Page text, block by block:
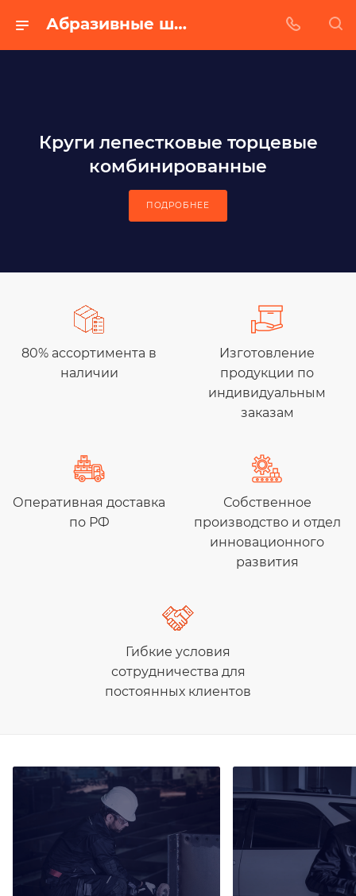
Абразивные шлифовальные материалы в Нижнем Новгороде - Абразивный завод
Круги лепестковые торцевые
комбинированные
ПОДРОБНЕЕ
80% ассортимента в
наличии
Изготовление
продукции по
индивидуальным
заказам
Оперативная доставка
по РФ
Собственное
производство и отдел
инновационного
развития
Гибкие условия
сотрудничества для
постоянных клиентов